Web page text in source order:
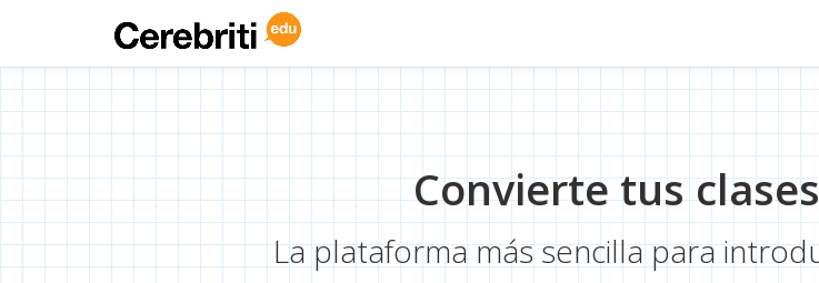
Convierte tus
La plataforma más sencilla para